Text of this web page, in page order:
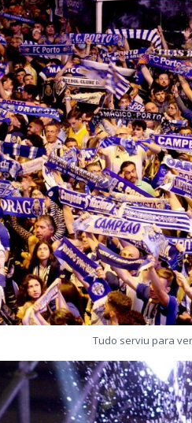
Tudo serviu para